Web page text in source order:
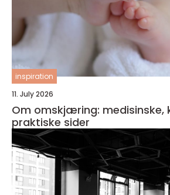
inspiration
11. July 2026
Om omskjæring: medisinske,
praktiske sider